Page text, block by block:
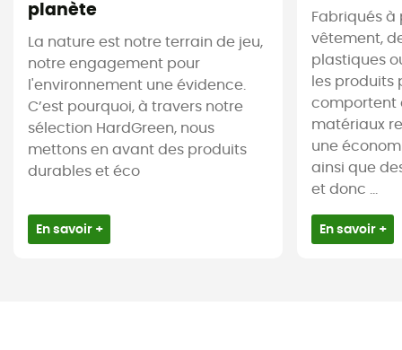
planète
La nature est notre terrain de jeu,
notre engagement pour
l'environnement une évidence.
C’est pourquoi, à travers notre
sélection HardGreen, nous
mettons en avant des produits
durables et éco
En savoir +
Fabriqués à
vêtement,
plastiques
les produits
comportent
matériaux
une
ainsi que
et donc ...
En savoir +